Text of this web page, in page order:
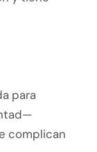
para
complican